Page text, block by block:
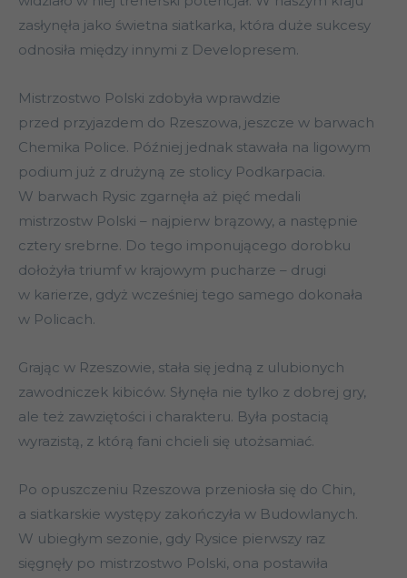
zasłynęła jako świetna siatkarka, która duże sukcesy
odnosiła między innymi z Developresem.
Mistrzostwo Polski zdobyła wprawdzie
przed przyjazdem do Rzeszowa, jeszcze w barwach
Chemika Police. Później jednak stawała na ligowym
podium już z drużyną ze stolicy Podkarpacia.
W barwach Rysic zgarnęła aż pięć medali
mistrzostw Polski – najpierw brązowy, a następnie
cztery srebrne. Do tego imponującego dorobku
dołożyła triumf w krajowym pucharze – drugi
w karierze, gdyż wcześniej tego samego dokonała
w Policach.
Grając w Rzeszowie, stała się jedną z ulubionych
zawodniczek kibiców. Słynęła nie tylko z dobrej gry,
ale też zawziętości i charakteru. Była postacią
wyrazistą, z którą fani chcieli się utożsamiać.
Po opuszczeniu Rzeszowa przeniosła się do Chin,
a siatkarskie występy zakończyła w Budowlanych.
W ubiegłym sezonie, gdy Rysice pierwszy raz
sięgnęły po mistrzostwo Polski, ona postawiła